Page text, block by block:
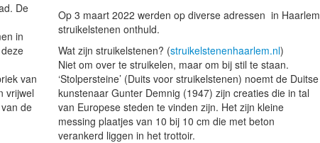
De
in
van
vrijwel
de
Op 3 maart 2022 werden op diverse adressen in Haarlem
struikelstenen onthuld.
Wat zijn struikelstenen? (struikelstenenhaarlem.nl)
Niet om over te struikelen, maar om bij stil te staan.
‘Stolpersteine’ (Duits voor struikelstenen) noemt de Duitse
kunstenaar Gunter Demnig (1947) zijn creaties die in tal
van Europese steden te vinden zijn. Het zijn kleine
messing plaatjes van 10 bij 10 cm die met beton
verankerd liggen in het trottoir.